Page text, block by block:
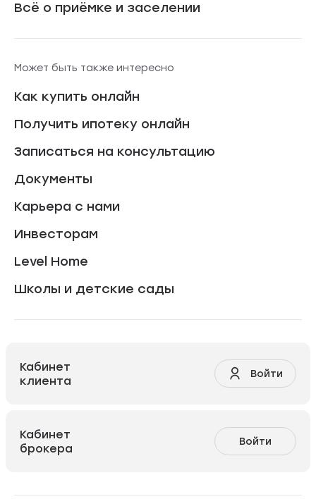
Всё о приёмке и заселении
Может быть также интересно
Как купить онлайн
Получить ипотеку онлайн
Записаться на консультацию
Документы
Карьера с нами
Инвесторам
Level Home
Школы и детские сады
Кабинет
клиента
Войти
Кабинет
брокера
Войти